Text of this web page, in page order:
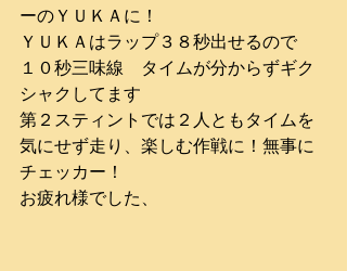
ーのＹＵＫＡに！
ＹＵＫＡはラップ３８秒出せるので
１０秒三味線　タイムが分からずギク
シャクしてます
第２スティントでは２人ともタイムを
気にせず走り、楽しむ作戦に！無事に
チェッカー！
お疲れ様でした、